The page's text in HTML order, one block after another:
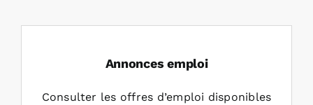
Annonces emploi
Consulter les offres d’emploi disponibles